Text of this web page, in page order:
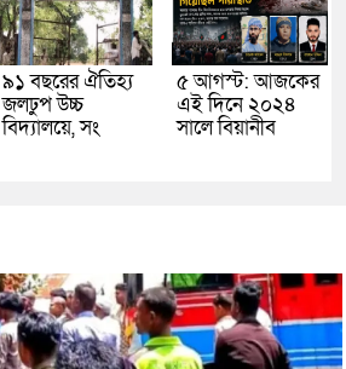
৯১ বছরের ঐতিহ্য
জলঢুপ উচ্চ
বিদ্যালয়ে, সং
৫ আগস্ট: আজকের
এই দিনে ২০২৪
সালে বিয়ানীব